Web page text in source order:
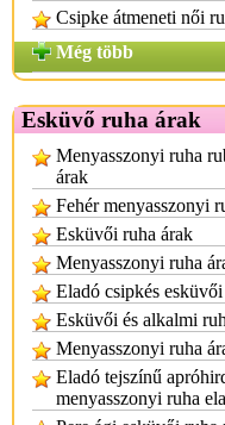
Csipke átmeneti női
Még több
Esküvő ruha árak
Menyasszonyi ruha
árak
Fehér menyasszonyi
Esküvői ruha árak
Menyasszonyi ruha
Eladó csipkés
Esküvői és alkalmi
Menyasszonyi ruha
Eladó tejszínű
menyasszonyi ruha